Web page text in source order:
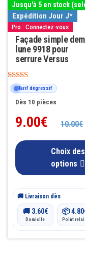
Jusqu'à 5 en stock
Expédition Jour J*
Pro : Connectez-vous
Façade simple
lune 9918 pour
serrure Versus
Note
4.67
sur 5
Tarif dégressif
Dès 10 pièces
9.00€ 10.00€
Choix des
options
variations.
Les
options
peuvent
choisies
sur
page
🚚 Livraison dès
🚚 3.60€
Domicile
📦4.80
Point